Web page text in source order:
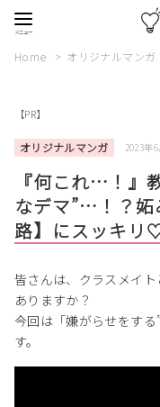
Home オリジナルマンガ
【PR】
オリジナルマンガ 2023年
『何これ…！』
なデマ”…！？妬
路】にスッキリ
皆さんは、クラスメイ
ありますか？
今回は「嫌がらせをす
す。